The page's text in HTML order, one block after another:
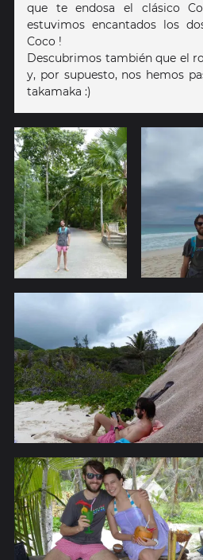
que te endosa el clásico
estuvimos encantados los
Coco !
Descubrimos también que el
y, por supuesto, nos hemos
takamaka :)